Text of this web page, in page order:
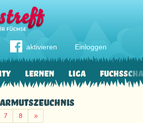
aktivieren Einloggen
Lernen Liga
7 8 »Weiter